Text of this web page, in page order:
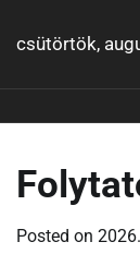
csütörtök,
Posted on